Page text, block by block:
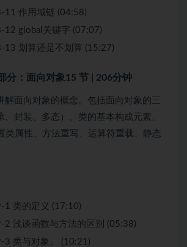
11 作用域链 (04:58)
12 global关键字 (07:07)
13 划算还是不划算 (15:27)
分：面向对象 15 节 | 206分钟
解面向对象的概念。包括面向对象的三
、封装、多态）、类的基本构成元素、
类属性、方法重写、运算符重载、静态
1 类的定义 (17:10)
2 浅谈函数与方法的区别 (05:38)
3 类与对象。 (10:21)